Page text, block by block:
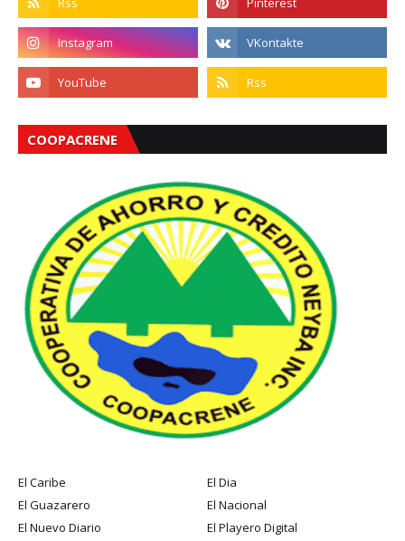
COOPACRENE
El Caribe
El Dia
El Guazarero
El Nacional
El Nuevo Diario
El Playero Digital